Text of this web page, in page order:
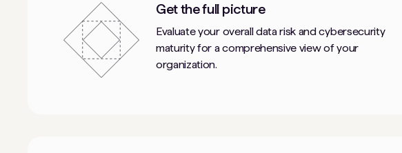
Get the full picture
Evaluate your overall data risk and cybersecurity
maturity for a comprehensive view of your
organization.